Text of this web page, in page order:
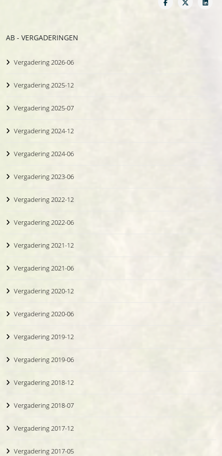
AB - VERGADERINGEN
Vergadering 2026-06
Vergadering 2025-12
Vergadering 2025-07
Vergadering 2024-12
Vergadering 2024-06
Vergadering 2023-06
Vergadering 2022-12
Vergadering 2022-06
Vergadering 2021-12
Vergadering 2021-06
Vergadering 2020-12
Vergadering 2020-06
Vergadering 2019-12
Vergadering 2019-06
Vergadering 2018-12
Vergadering 2018-07
Vergadering 2017-12
Vergadering 2017-05